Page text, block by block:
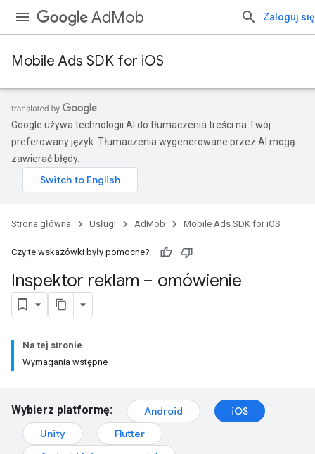
AdMob Zaloguj się
Mobile Ads SDK for iOS
Google używa technologii AI do tłumaczenia treści na Twój
preferowany język. Tłumaczenia wygenerowane przez AI mogą
zawierać błędy.
Strona główna Usługi AdMob Mobile Ads SDK for iOS
Czy te wskazówki były pomocne?
Inspektor reklam – omówienie
Na tej stronie
Wymagania wstępne
Wybierz platformę: Android
iOS
Unity
Flutter